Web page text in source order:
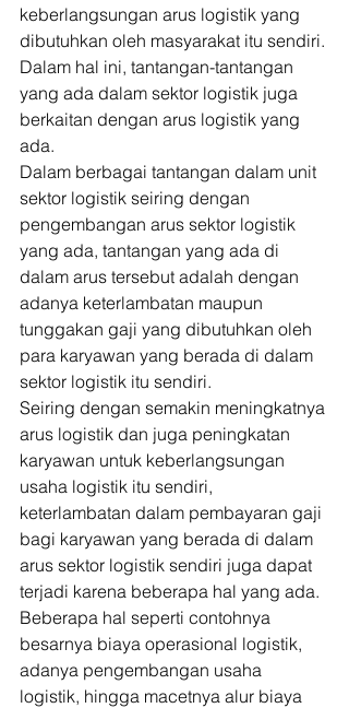
keberlangsungan arus logistik yang
dibutuhkan oleh masyarakat itu sendiri.
Dalam hal ini, tantangan-tantangan
yang ada dalam sektor logistik juga
berkaitan dengan arus logistik yang
ada.
Dalam berbagai tantangan dalam unit
sektor logistik seiring dengan
pengembangan arus sektor logistik
yang ada, tantangan yang ada di
dalam arus tersebut adalah dengan
adanya keterlambatan maupun
tunggakan gaji yang dibutuhkan oleh
para karyawan yang berada di dalam
sektor logistik itu sendiri.
Seiring dengan semakin meningkatnya
arus logistik dan juga peningkatan
karyawan untuk keberlangsungan
usaha logistik itu sendiri,
keterlambatan dalam pembayaran gaji
bagi karyawan yang berada di dalam
arus sektor logistik sendiri juga dapat
terjadi karena beberapa hal yang ada.
Beberapa hal seperti contohnya
besarnya biaya operasional logistik,
adanya pengembangan usaha
logistik, hingga macetnya alur biaya